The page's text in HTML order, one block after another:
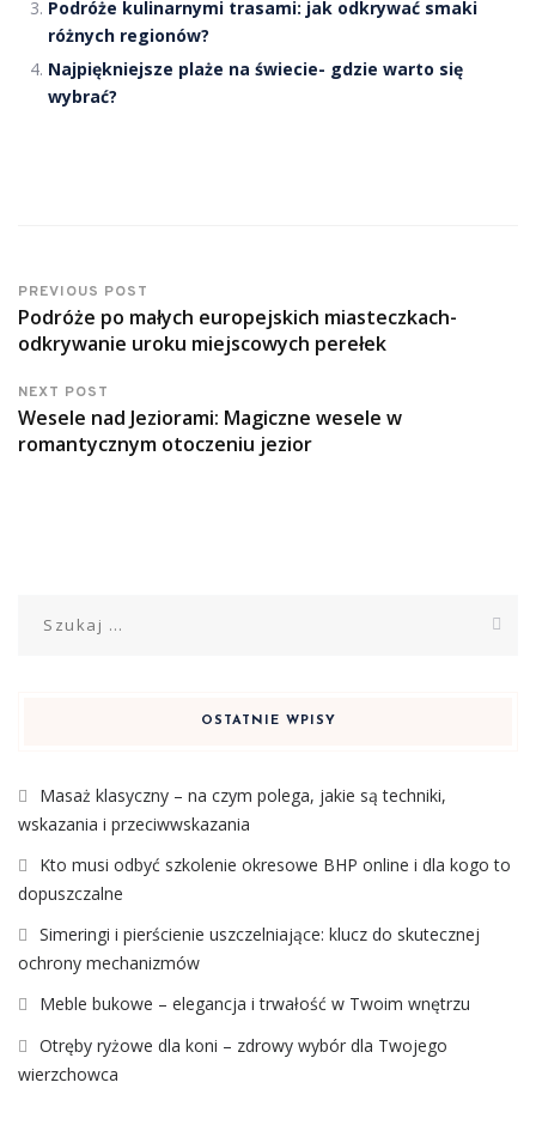
Podróże kulinarnymi trasami: jak odkrywać smaki
różnych regionów?
Najpiękniejsze plaże na świecie- gdzie warto się
wybrać?
PREVIOUS POST
Podróże po małych europejskich miasteczkach-
odkrywanie uroku miejscowych perełek
NEXT POST
Wesele nad Jeziorami: Magiczne wesele w
romantycznym otoczeniu jezior
OSTATNIE WPISY
Masaż klasyczny – na czym polega, jakie są techniki,
wskazania i przeciwwskazania
Kto musi odbyć szkolenie okresowe BHP online i dla kogo to
dopuszczalne
Simeringi i pierścienie uszczelniające: klucz do skutecznej
ochrony mechanizmów
Meble bukowe – elegancja i trwałość w Twoim wnętrzu
Otręby ryżowe dla koni – zdrowy wybór dla Twojego
wierzchowca